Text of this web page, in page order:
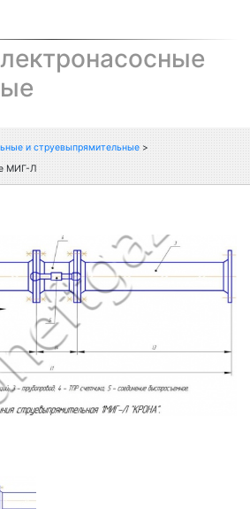
и струевыпрямительные >
МИГ-Л